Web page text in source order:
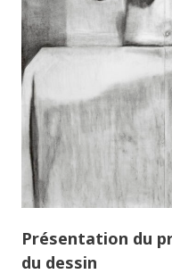
Présentation du
du dessin